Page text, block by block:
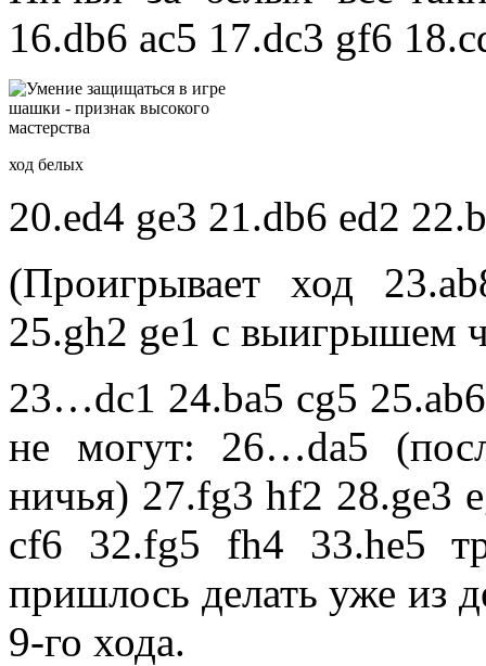
16.db6 ac5 17.dc3 gf6
ход белых
20.ed4 ge3 21.db6 ed2
(Проигрывает ход
25.gh2 ge1 с выигрышем
23…dc1 24.ba5 cg5
не могут: 26…da5
ничья) 27.fg3 hf2 28.ge3
cf6 32.fg5 fh4 33.he5
пришлось делать уже из
9-го хода.